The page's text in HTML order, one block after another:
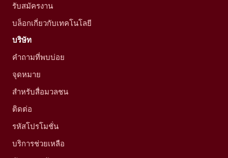
รับสมัครงาน
บล็อกเกี่ยวกับเทคโนโลยี
บริษัท
คำถามที่พบบ่อย
จุดหมาย
สำหรับสื่อมวลชน
ติดต่อ
รหัสโปรโมชั่น
บริการช่วยเหลือ